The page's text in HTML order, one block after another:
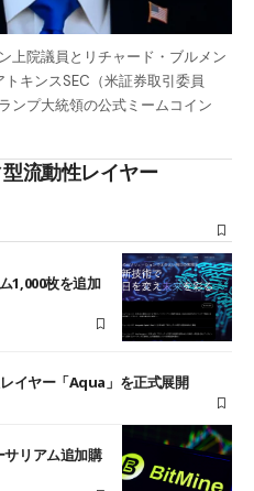
上院議員とリチャード・ブルメン
キンスSEC（米証券取引委員
ンプ大統領の公式ミームコイン
流動性レイヤー
1,000枚を追加
イヤー「Aqua」を正式展開
サリアム追加購